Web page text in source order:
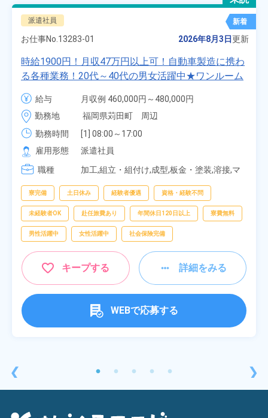
❮
派遣社員 新着
お仕事No. 13283-01 2026年8月3日更新
時給1900円！月収47万円以上可！自動車製造に携わ
る各種業務！20代～40代の男女活躍中★ワンルーム
寮無料！マイカー通勤OK！無料駐車場あり！赴任旅
費会社負担！社員食堂あり！日払いあり！土日休
み！特別賞与90万円支給！《福岡県京都郡苅田町》
給与
月収例 460,000円～480,000円
時給 1,900円～1,900円
勤務地
福岡県苅田町　周辺
勤務時間
[1] 08:00～17:00
[2] 20:00～05:00
[3] 06:30～15:00
[4] 14:30～23:00
雇用形態
派遣社員
職種
加工,組立・組付け,成型,板金・塗装,溶接,マ
査,物流・配送
寮完備 土日休み 経験者優遇 資格・経験不問
未経験者OK 赴任旅費あり 年間休日120日以上 寮費無料
男性活躍中 女性活躍中 社会保険完備
キープする 詳細をみる
WEBで応募する
❯